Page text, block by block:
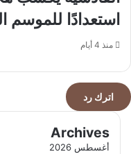
استعدادًا للموسم
منذ 4 أيام
اترك رد
Archives
أغسطس 2026